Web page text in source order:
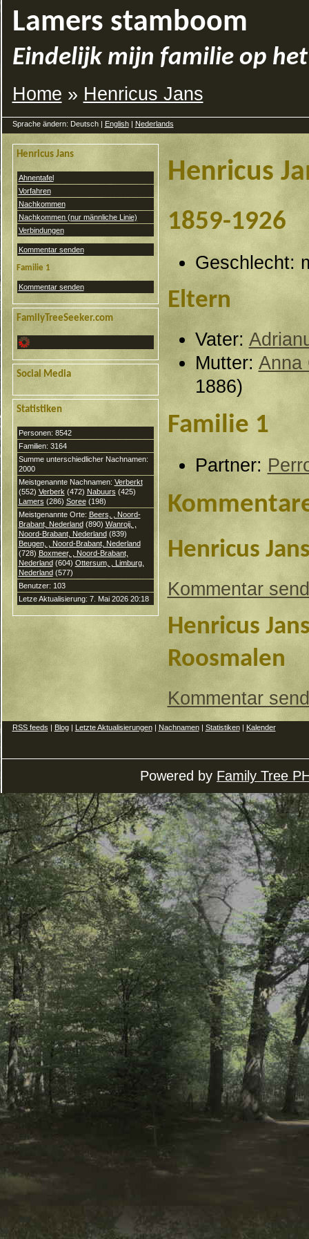
Lamers stamboom
Eindelijk mijn familie op
Home » Henricus Jans
Sprache ändern: Deutsch | English| Nederlands
Henricus Jans
Ahnentafel
Vorfahren
Nachkommen
Nachkommen (nur männliche Linie)
Verbindungen
Kommentar senden
Familie 1
Kommentar senden
FamilyTreeSeeker.com
Social Media
Statistiken
Personen: 8542
Familien: 3164
Summe unterschiedlicher Nachnamen:
2000
Meistgenannte Nachnamen: Verberkt
(552) Verberk (472) Nabuurs (425)
Lamers (286) Soree(198)
Meistgenannte Orte: Beers, , Noord-
Brabant, Nederland(890) Wanroij, ,
Noord-Brabant, Nederland(839)
Beugen, , Noord-Brabant, Nederland
(728) Boxmeer, , Noord-Brabant,
Nederland(604) Ottersum, , Limburg,
Nederland(577)
Benutzer: 103
Letze Aktualisierung: 7. Mai 2026 20:18
Henricus
1859-1926
Geschlecht:
Eltern
Vater:
Mutter: Anna
1886)
Familie 1
Partner:
Henricus
Kommentar
Henricus
Roosmalen
Kommentar
RSS feeds | Blog| Letzte Aktualisierungen| Nachnamen| Statistiken| Kalender
Powered by Family Tree